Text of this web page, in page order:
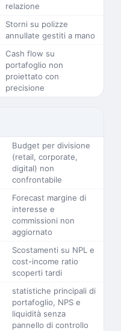
relazione
Storni su polizze
annullate gestiti a mano
Cash flow su
portafoglio non
proiettato con
precisione
Budget per divisione
(retail, corporate,
digital) non
confrontabile
Forecast margine di
interesse e
commissioni non
aggiornato
Scostamenti su NPL e
cost-income ratio
scoperti tardi
statistiche principali di
portafoglio, NPS e
liquidità senza
pannello di controllo